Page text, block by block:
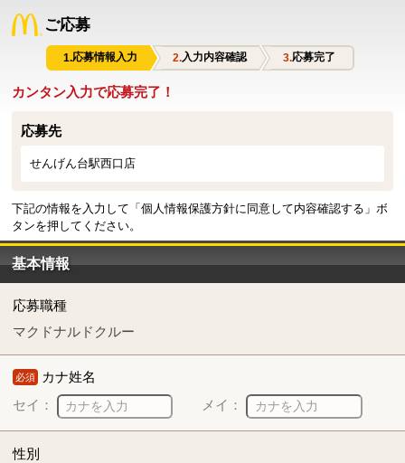
ご応募
応募情報入力 入力内容確認 応募完了
カンタン入力で応募完了！
応募先
せんげん台駅西口店
下記の情報を入力して「個人情報保護方針に同意して内容確認する」ボ
タンを押してください。
基本情報
応募職種
マクドナルドクルー
必須 カナ姓名
セイ：
メイ：
性別